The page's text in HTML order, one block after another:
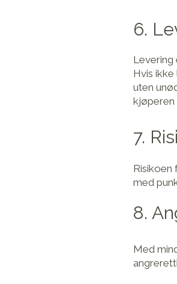
6.
Levering
Hvis
uten
kjøperen
7.
Risikoen
med
8.
Med